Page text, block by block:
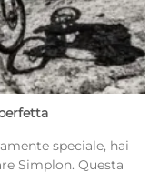
speciale, hai
Simplon. Questa